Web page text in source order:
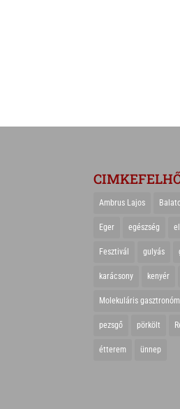
Ambrus Lajos
Eger egészség
Fesztivál gulyás
karácsony kenyér
Molekuláris
pezsgő pörkölt
étterem ünnep